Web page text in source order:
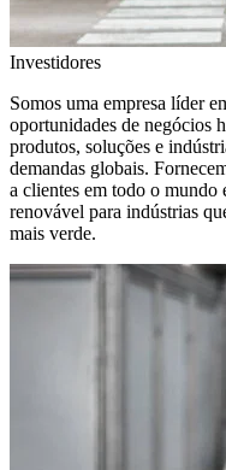
Investidores
Somos uma empresa líder
oportunidades de negócios
produtos, soluções e
demandas globais.
a clientes em todo o mundo
renovável para indústrias
mais verde.